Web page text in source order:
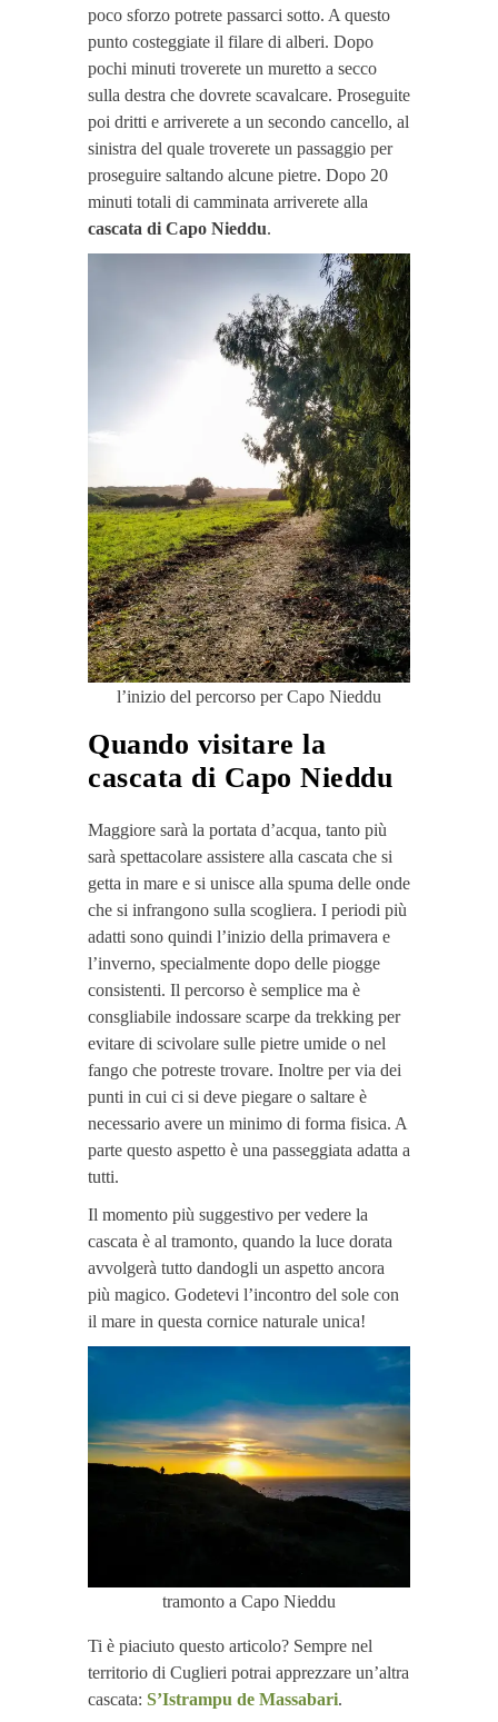
poco sforzo potrete passarci sotto. A questo
punto costeggiate il filare di alberi. Dopo
pochi minuti troverete un muretto a secco
sulla destra che dovrete scavalcare. Proseguite
poi dritti e arriverete a un secondo cancello, al
sinistra del quale troverete un passaggio per
proseguire saltando alcune pietre. Dopo 20
minuti totali di camminata arriverete alla
cascata di Capo Nieddu.
l’inizio del percorso per Capo Nieddu
Quando visitare la
cascata di Capo Nieddu
Maggiore sarà la portata d’acqua, tanto più
sarà spettacolare assistere alla cascata che si
getta in mare e si unisce alla spuma delle onde
che si infrangono sulla scogliera. I periodi più
adatti sono quindi l’inizio della primavera e
l’inverno, specialmente dopo delle piogge
consistenti. Il percorso è semplice ma è
consgliabile indossare scarpe da trekking per
evitare di scivolare sulle pietre umide o nel
fango che potreste trovare. Inoltre per via dei
punti in cui ci si deve piegare o saltare è
necessario avere un minimo di forma fisica. A
parte questo aspetto è una passeggiata adatta a
tutti.
Il momento più suggestivo per vedere la
cascata è al tramonto, quando la luce dorata
avvolgerà tutto dandogli un aspetto ancora
più magico. Godetevi l’incontro del sole con
il mare in questa cornice naturale unica!
tramonto a Capo Nieddu
Ti è piaciuto questo articolo? Sempre nel
territorio di Cuglieri potrai apprezzare un’altra
cascata: S’Istrampu de Massabari.